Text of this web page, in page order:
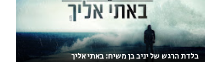
בלדת הרגש של יניב בן משיח: באתי אליך